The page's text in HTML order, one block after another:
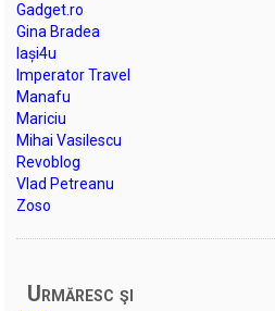
Gadget.ro
Gina Bradea
Iași4u
Imperator Travel
Manafu
Mariciu
Mihai Vasilescu
Revoblog
Vlad Petreanu
Zoso
Urmăresc şi